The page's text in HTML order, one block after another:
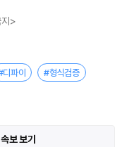
>
디파이 #형식검증
보 보기